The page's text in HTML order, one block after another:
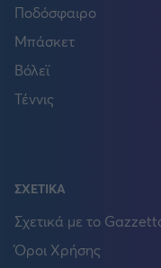
Ποδόσφαιρο
Μπάσκετ
Βόλεϊ
Τέννις
ΣΧΕΤΙΚΑ
Σχετικά με το
Όροι Χρήσης